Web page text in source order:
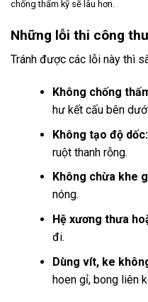
chống thấm kỹ sẽ lâu hơn.
Những lỗi thi công
Tránh được các lỗi này thì
Không chống
hư kết cấu bên
Không tạo độ dốc:
ruột thanh rỗng.
Không chừa khe
nóng.
Hệ xương thưa
đi.
Dùng vít, ke
hoen gỉ, bong liên